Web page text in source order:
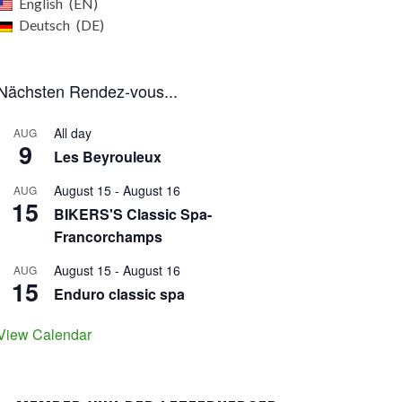
Deutsch
DE
Rendez-vous...
AUG
9
All day
Les Beyrouleux
AUG
15
August 15 - August 16
BIKERS'S Classic Spa-
Francorchamps
AUG
15
August 15 - August 16
Enduro classic spa
Calendar